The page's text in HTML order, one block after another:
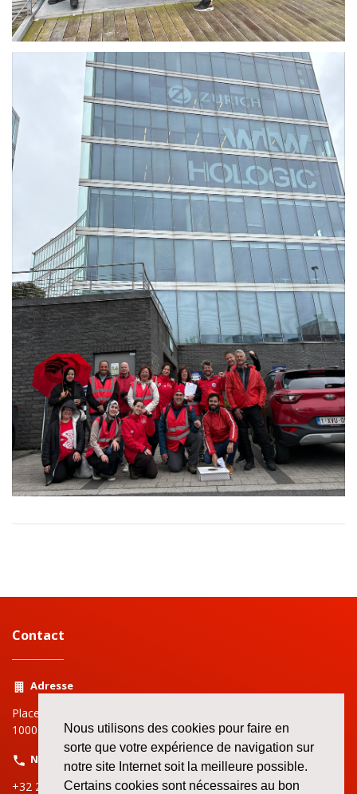
Nous utilisons des cookies pour faire en
sorte que votre expérience de navigation sur
notre site Internet soit la meilleure possible.
Certains cookies sont nécessaires au bon
Contact
Adresse
Place Rouppe | Rouppeplein 3
1000 Bruxelles | Brussel
Numéro
+32 2 519 72 11